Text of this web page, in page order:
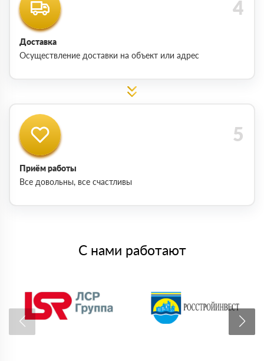
Доставка
Осуществление доставки на объект или адрес
Приём работы
Все довольны, все счастливы
С нами работают